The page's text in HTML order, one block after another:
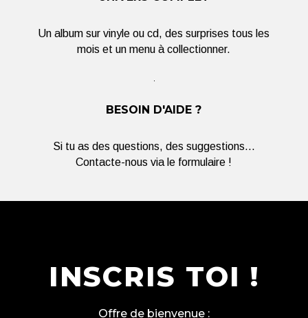
Un album sur vinyle ou cd, des surprises tous les
mois et un menu à collectionner.
BESOIN D'AIDE ?
Si tu as des questions, des suggestions...
Contacte-nous via le formulaire !
INSCRIS TOI !
Offre de bienvenue :